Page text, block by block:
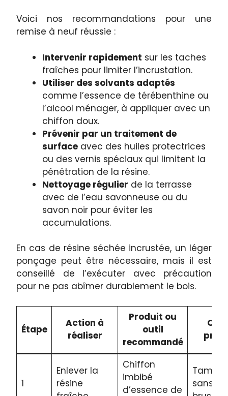
Voici nos recommandations pour une
remise à neuf réussie :
Intervenir rapidement sur les taches
fraîches pour limiter l’incrustation.
Utiliser des solvants adaptés
comme l’essence de térébenthine ou
l’alcool ménager, à appliquer avec un
chiffon doux.
Prévenir par un traitement de
surface avec des huiles protectrices
ou des vernis spéciaux qui limitent la
pénétration de la résine.
Nettoyage régulier de la terrasse
avec de l’eau savonneuse ou du
savon noir pour éviter les
accumulations.
En cas de résine séchée incrustée, un léger
ponçage peut être nécessaire, mais il est
conseillé de l’exécuter avec précaution
pour ne pas abîmer durablement le bois.
Étape
Action à
réaliser
Produit ou
outil
recommandé
1
Enlever la
résine
Chiffon
imbibé
d’essence de
sans